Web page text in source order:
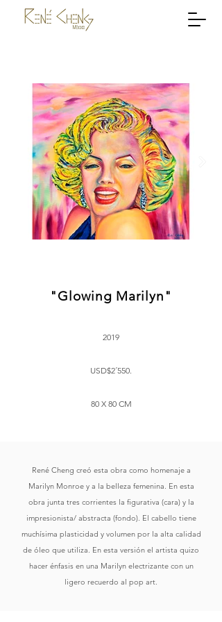
"Glowing Marilyn"
2019
USD$2´550.
80 X 80 CM
René Cheng creó esta obra como homenaje a
Marilyn Monroe y a la belleza femenina. En esta
obra junta tres corrientes la figurativa (cara) y la
impresionista/ abstracta (fondo). El cabello tiene
muchísima plasticidad y volumen por la alta calidad
de óleo que utiliza. En esta versión el artista quizo
hacer énfasis en una Marilyn electrizante con un
ligero recuerdo al pop art.